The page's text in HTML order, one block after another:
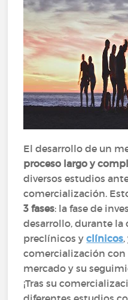
El desarrollo de un
proceso largo y
diversos estudios
comercialización.
3 fases: la fase de
desarrollo, durante la
preclínicos yclínicos
comercialización
mercado y su
¡Tras su